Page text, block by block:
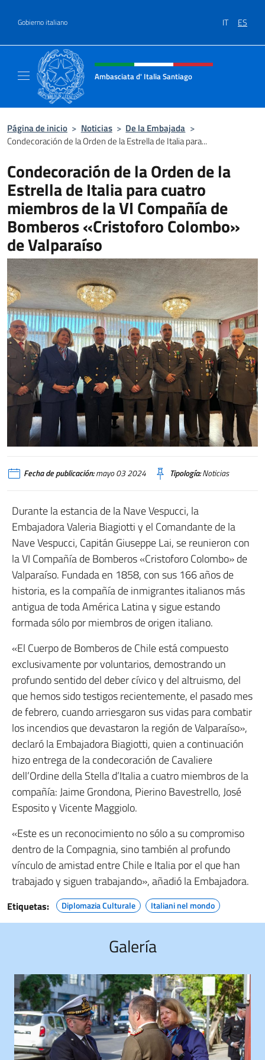
Gobierno italiano IT ES
Encabezado del sitio web,
Ambasciata d' Italia Santiago
Página de inicio > Noticias > De la Embajada >
Condecoración de la Orden de la Estrella de Italia para...
Condecoración de la Orden de la
Estrella de Italia para cuatro
miembros de la VI Compañía de
Bomberos «Cristoforo Colombo»
de Valparaíso
Fecha de publicación:mayo 03 2024 Tipología:Noticias
Durante la estancia de la Nave Vespucci, la
Embajadora Valeria Biagiotti y el Comandante de la
Nave Vespucci, Capitán Giuseppe Lai, se reunieron con
la VI Compañía de Bomberos «Cristoforo Colombo» de
Valparaíso. Fundada en 1858, con sus 166 años de
historia, es la compañía de inmigrantes italianos más
antigua de toda América Latina y sigue estando
formada sólo por miembros de origen italiano.
«El Cuerpo de Bomberos de Chile está compuesto
exclusivamente por voluntarios, demostrando un
profundo sentido del deber cívico y del altruismo, del
que hemos sido testigos recientemente, el pasado mes
de febrero, cuando arriesgaron sus vidas para combatir
los incendios que devastaron la región de Valparaíso»,
declaró la Embajadora Biagiotti, quien a continuación
hizo entrega de la condecoración de Cavaliere
dell’Ordine della Stella d’Italia a cuatro miembros de la
compañía: Jaime Grondona, Pierino Bavestrello, José
Esposito y Vicente Maggiolo.
«Este es un reconocimiento no sólo a su compromiso
dentro de la Compagnia, sino también al profundo
vínculo de amistad entre Chile e Italia por el que han
trabajado y siguen trabajando», añadió la Embajadora.
Etiquetas: Diplomazia Culturale Italiani nel mondo
Galería